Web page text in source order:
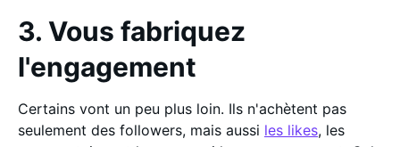
3. Vous fabriquez
l'engagement
Certains vont un peu plus loin. Ils n'achètent pas
seulement des followers, mais aussi les likes, les